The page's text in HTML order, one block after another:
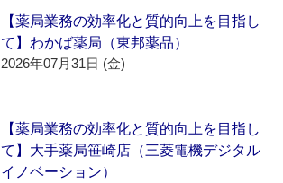
【薬局業務の効率化と質的向上を目指し
て】わかば薬局（東邦薬品）
2026年07月31日 (金)
【薬局業務の効率化と質的向上を目指し
て】大手薬局笹崎店（三菱電機デジタル
イノベーション）